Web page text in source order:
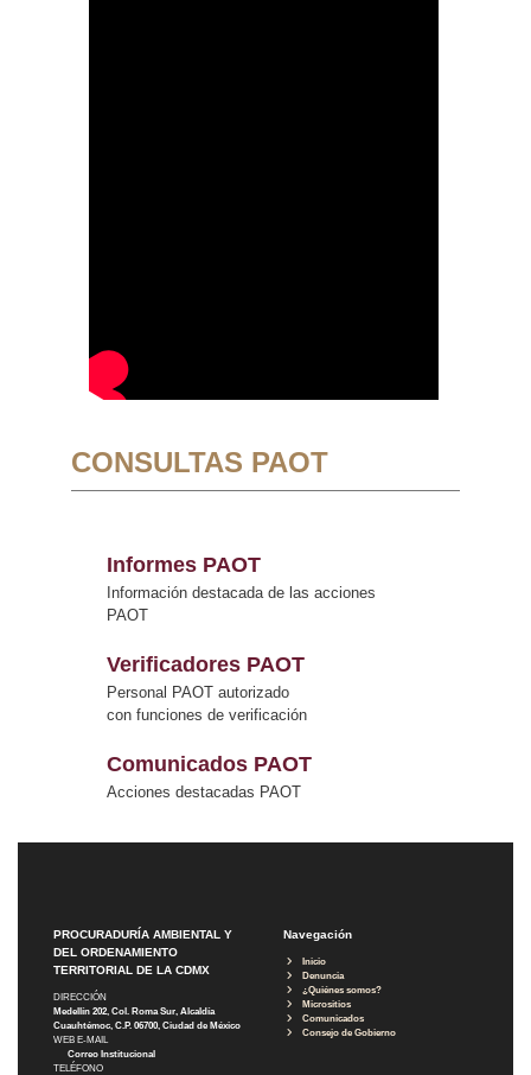
CONSULTAS PAOT
Informes PAOT
Información destacada de las acciones
PAOT
Verificadores PAOT
Personal PAOT autorizado
con funciones de verificación
Comunicados PAOT
Acciones destacadas PAOT
PROCURADURÍA AMBIENTAL Y
DEL ORDENAMIENTO
TERRITORIAL DE LA CDMX
DIRECCIÓN
Medellín 202, Col. Roma Sur, Alcaldía
Cuauhtémoc, C.P. 06700, Ciudad de México
WEB E-MAIL
Correo Institucional
TELÉFONO
Navegación
Inicio
Denuncia
¿Quiénes somos?
Micrositios
Comunicados
Consejo de Gobierno